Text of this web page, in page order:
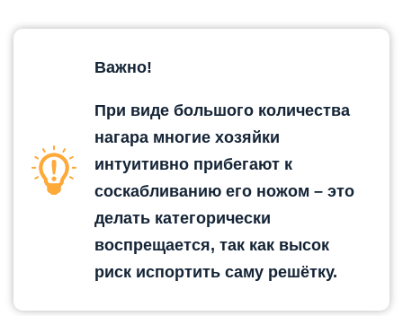
Важно!
При виде большого количества
нагара многие хозяйки
интуитивно прибегают к
соскабливанию его ножом – это
делать категорически
воспрещается, так как высок
риск испортить саму решётку.